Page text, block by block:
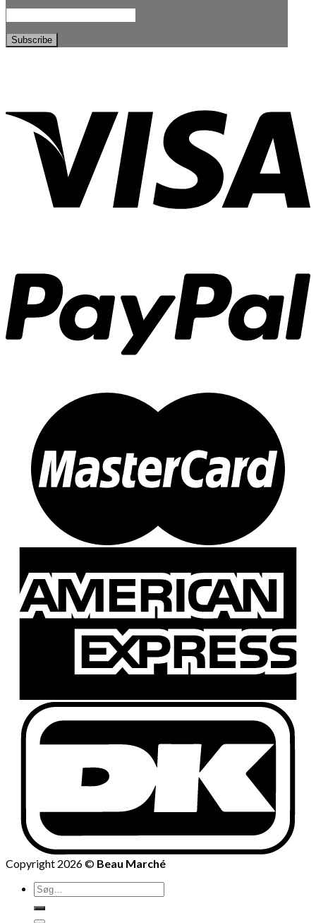
Copyright 2026 © Beau Marché
Søg
efter: